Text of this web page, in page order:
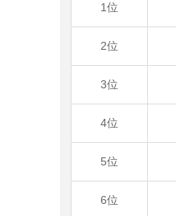
1位
2位
3位
4位
5位
6位